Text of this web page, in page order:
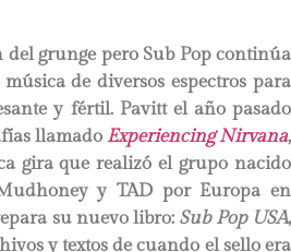
del grunge pero Sub Pop continúa
de diversos espectros para
y fértil. Pavitt el año pasado
llamado Experiencing Nirvana,
gira que realizó el grupo nacido
y TAD por Europa en
su nuevo libro: Sub Pop USA,
y textos de cuando el sello era